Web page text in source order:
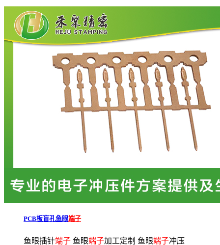
PCB板盲孔鱼眼端子
鱼眼插针端子 鱼眼端子加工定制 鱼眼端子冲压